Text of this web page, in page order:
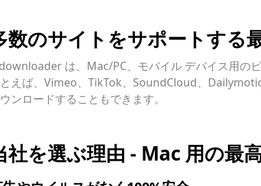
数のサイトをサポートする
は、Mac/PC、モバイル デバイス用の
えば、Vimeo、TikTok、SoundCloud、
ンロードすることもできます。
社を選ぶ理由 - Mac 用の最